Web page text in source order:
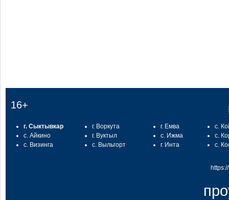
16+
г. Сыктывкар
с. Айкино
с. Визинга
г. Воркута
г. Вуктыл
с. Выльгорт
г. Емва
с. Ижма
г. Инта
с.
с.
с.